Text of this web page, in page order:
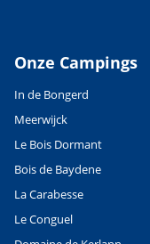
Onze Campings
In de Bongerd
Meerwijck
Le Bois Dormant
Bois de Baydene
La Carabesse
Le Conguel